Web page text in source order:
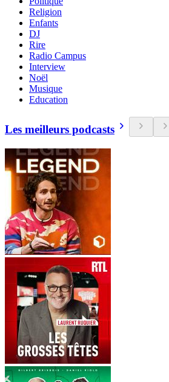
Religion
Enfants
DJ
Rire
Radio Campus
Interview
Noël
Musique
Education
Les meilleurs podcasts